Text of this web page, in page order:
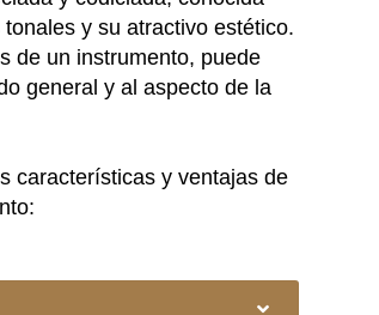
y su atractivo estético.
de un instrumento, puede
general y al aspecto de la
características y ventajas de